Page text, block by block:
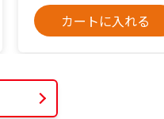
カートに入れる